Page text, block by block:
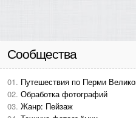
Сообщества
Путешествия по Перми
Обработка фотографий
Жанр: Пейзаж